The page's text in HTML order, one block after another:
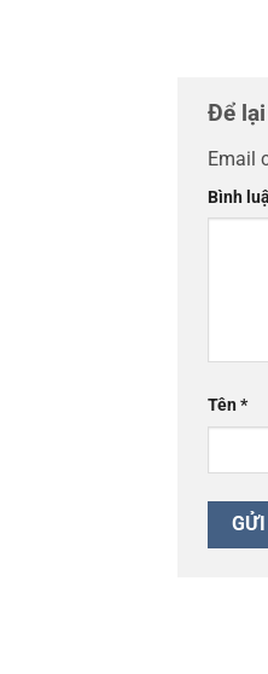
Để
Email
Bình
Tên*